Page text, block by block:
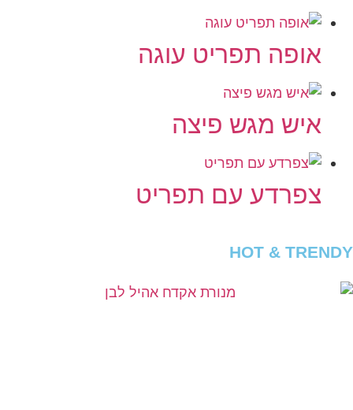
אופה תפריט עוגה
איש מגש פיצה
צפרדע עם תפריט
HOT & TRENDY